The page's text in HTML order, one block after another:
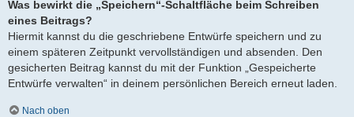
Was bewirkt die „Speichern“-Schaltfläche beim Schreiben
eines Beitrags?
Hiermit kannst du die geschriebene Entwürfe speichern und zu
einem späteren Zeitpunkt vervollständigen und absenden. Den
gesicherten Beitrag kannst du mit der Funktion „Gespeicherte
Entwürfe verwalten“ in deinem persönlichen Bereich erneut laden.
Nach oben